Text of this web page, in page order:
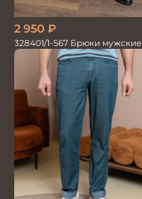
2 950 ₽
328401/1-567 Брюки мужские